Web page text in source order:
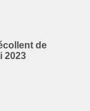
de
2023